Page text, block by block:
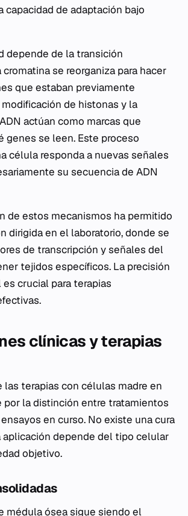
capacidad de adaptación bajo
depende de la transición
se reorganiza para hacer
que estaban previamente
de histonas y la
actúan como marcas que
genes se leen. Este proceso
célula responda a nuevas señales
su secuencia de ADN
de estos mecanismos ha permitido
dirigida en el laboratorio, donde se
de transcripción y señales del
tejidos específicos. La precisión
crucial para terapias
clínicas y terapias
las terapias con células madre en
por la distinción entre tratamientos
en curso. No existe una cura
aplicación depende del tipo celular
objetivo.
médula ósea sigue siendo el